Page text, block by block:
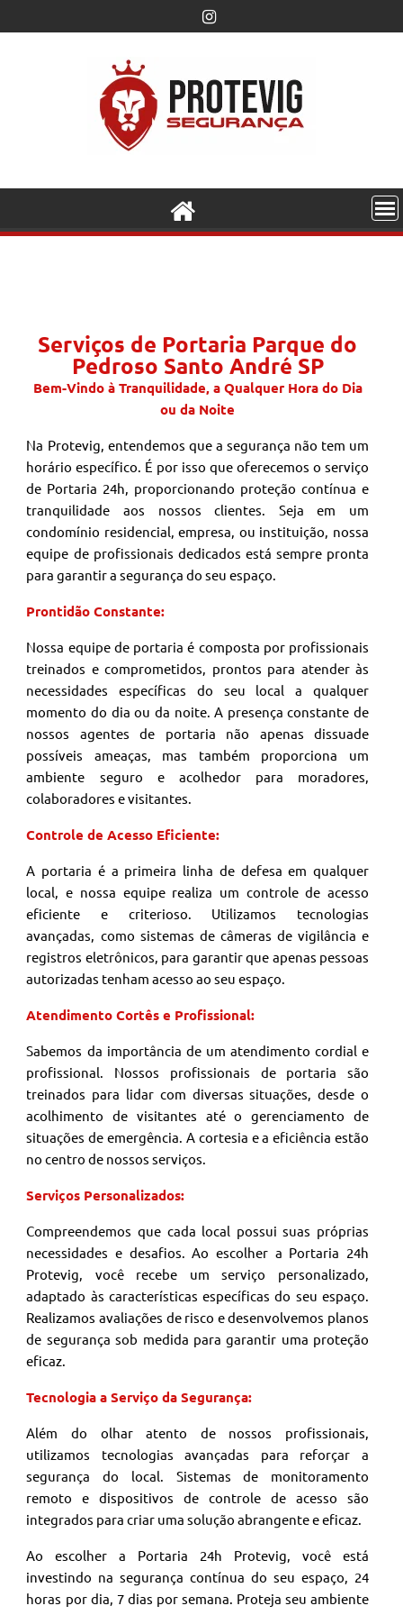
Serviços de Portaria Parque do
Pedroso Santo André SP
Bem-Vindo à Tranquilidade, a Qualquer Hora do Dia
ou da Noite
Na Protevig, entendemos que a segurança não tem um
horário específico. É por isso que oferecemos o serviço
de Portaria 24h, proporcionando proteção contínua e
tranquilidade aos nossos clientes. Seja em um
condomínio residencial, empresa, ou instituição, nossa
equipe de profissionais dedicados está sempre pronta
para garantir a segurança do seu espaço.
Prontidão Constante:
Nossa equipe de portaria é composta por profissionais
treinados e comprometidos, prontos para atender às
necessidades específicas do seu local a qualquer
momento do dia ou da noite. A presença constante de
nossos agentes de portaria não apenas dissuade
possíveis ameaças, mas também proporciona um
ambiente seguro e acolhedor para moradores,
colaboradores e visitantes.
Controle de Acesso Eficiente:
A portaria é a primeira linha de defesa em qualquer
local, e nossa equipe realiza um controle de acesso
eficiente e criterioso. Utilizamos tecnologias
avançadas, como sistemas de câmeras de vigilância e
registros eletrônicos, para garantir que apenas pessoas
autorizadas tenham acesso ao seu espaço.
Atendimento Cortês e Profissional:
Sabemos da importância de um atendimento cordial e
profissional. Nossos profissionais de portaria são
treinados para lidar com diversas situações, desde o
acolhimento de visitantes até o gerenciamento de
situações de emergência. A cortesia e a eficiência estão
no centro de nossos serviços.
Serviços Personalizados:
Compreendemos que cada local possui suas próprias
necessidades e desafios. Ao escolher a Portaria 24h
Protevig, você recebe um serviço personalizado,
adaptado às características específicas do seu espaço.
Realizamos avaliações de risco e desenvolvemos planos
de segurança sob medida para garantir uma proteção
eficaz.
Tecnologia a Serviço da Segurança:
Além do olhar atento de nossos profissionais,
utilizamos tecnologias avançadas para reforçar a
segurança do local. Sistemas de monitoramento
remoto e dispositivos de controle de acesso são
integrados para criar uma solução abrangente e eficaz.
Ao escolher a Portaria 24h Protevig, você está
investindo na segurança contínua do seu espaço, 24
horas por dia, 7 dias por semana. Proteja seu ambiente